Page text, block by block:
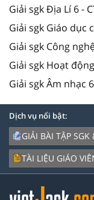
Giải sgk Địa Lí 6 -
Giải sgk Giáo dục
Giải sgk Công
Giải sgk Hoạt
Giải sgk Âm nhạc
Dịch vụ nổi bật:
GIẢI BÀI TẬP SGK
TÀI LIỆU GIÁO